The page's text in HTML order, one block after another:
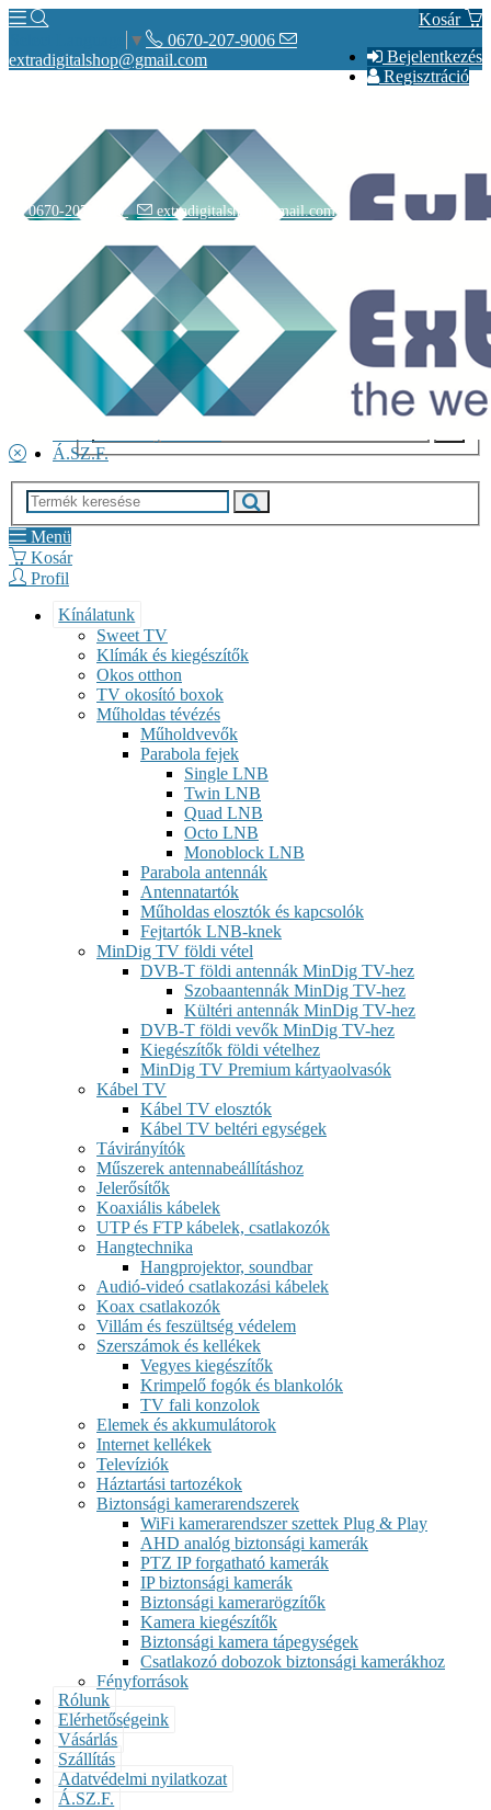
Kosár
Bejelentkezés
Regisztráció
▼
0670-207-9006
extradigitalshop@gmail.com
Rólunk
Elérhetőségeink
Vásárlás
Szállítás
Á.SZ.F.
0670-207-9006 extradigitalshop@gmail.com
Menü
Kosár
Profil
Kínálatunk
Sweet TV
Klímák és kiegészítők
Okos otthon
TV okosító boxok
Műholdas tévézés
Műholdvevők
Parabola fejek
Single LNB
Twin LNB
Quad LNB
Octo LNB
Monoblock LNB
Parabola antennák
Antennatartók
Műholdas elosztók és kapcsolók
Fejtartók LNB-knek
MinDig TV földi vétel
DVB-T földi antennák MinDig TV-hez
Szobaantennák MinDig TV-hez
Kültéri antennák MinDig TV-hez
DVB-T földi vevők MinDig TV-hez
Kiegészítők földi vételhez
MinDig TV Premium kártyaolvasók
Kábel TV
Kábel TV elosztók
Kábel TV beltéri egységek
Távirányítók
Műszerek antennabeállításhoz
Jelerősítők
Koaxiális kábelek
UTP és FTP kábelek, csatlakozók
Hangtechnika
Hangprojektor, soundbar
Audió-videó csatlakozási kábelek
Koax csatlakozók
Villám és feszültség védelem
Szerszámok és kellékek
Vegyes kiegészítők
Krimpelő fogók és blankolók
TV fali konzolok
Elemek és akkumulátorok
Internet kellékek
Televíziók
Háztartási tartozékok
Biztonsági kamerarendszerek
WiFi kamerarendszer szettek Plug & Play
AHD analóg biztonsági kamerák
PTZ IP forgatható kamerák
IP biztonsági kamerák
Biztonsági kamerarögzítők
Kamera kiegészítők
Biztonsági kamera tápegységek
Csatlakozó dobozok biztonsági kamerákhoz
Fényforrások
Rólunk
Elérhetőségeink
Vásárlás
Szállítás
Adatvédelmi nyilatkozat
Á.SZ.F.